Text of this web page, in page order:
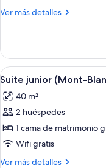
people)
Ver más detalles
Más
familiar
(3
people)
Abrir
todas
las
fotos
de
Suite
junior
6
Suite junior (Mont-
40 m²
2 huéspedes
1 cama de matrimonio
Wifi gratis
Ver más detalles
Más